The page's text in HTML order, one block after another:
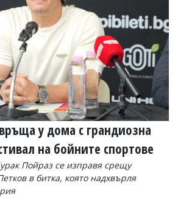
у дома с грандиозна
на бойните спортове
Пойраз се изправя срещу
в битка, която надхвърля